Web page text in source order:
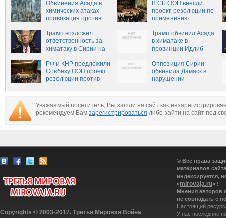
Обвинения Асада в
химических атаках -
провокация против
В СБ ООН внесли
проект резолюции по
применению
Трамп возложил
ответственность за
химатаку в Сирии на
Трамп обвинил Асада
в химатаке в
провинции Идлиб
РФ и КНР предложили
Совбезу ООН проект
резолюции против
Оппозиция Сирии
обвинила Дамаск в
нарушении
Уважаемый посетитель, Вы зашли на сайт как
рекомендуем Вам зарегистрироваться либо зайти на сайт под
Copyrights © 2003-2017. Третья Мировая Война
© Все права
материалов
индексируется,
«mirovaja.ru» !
Мнения авторов
не совпадать с
Настоящий
У нас последние